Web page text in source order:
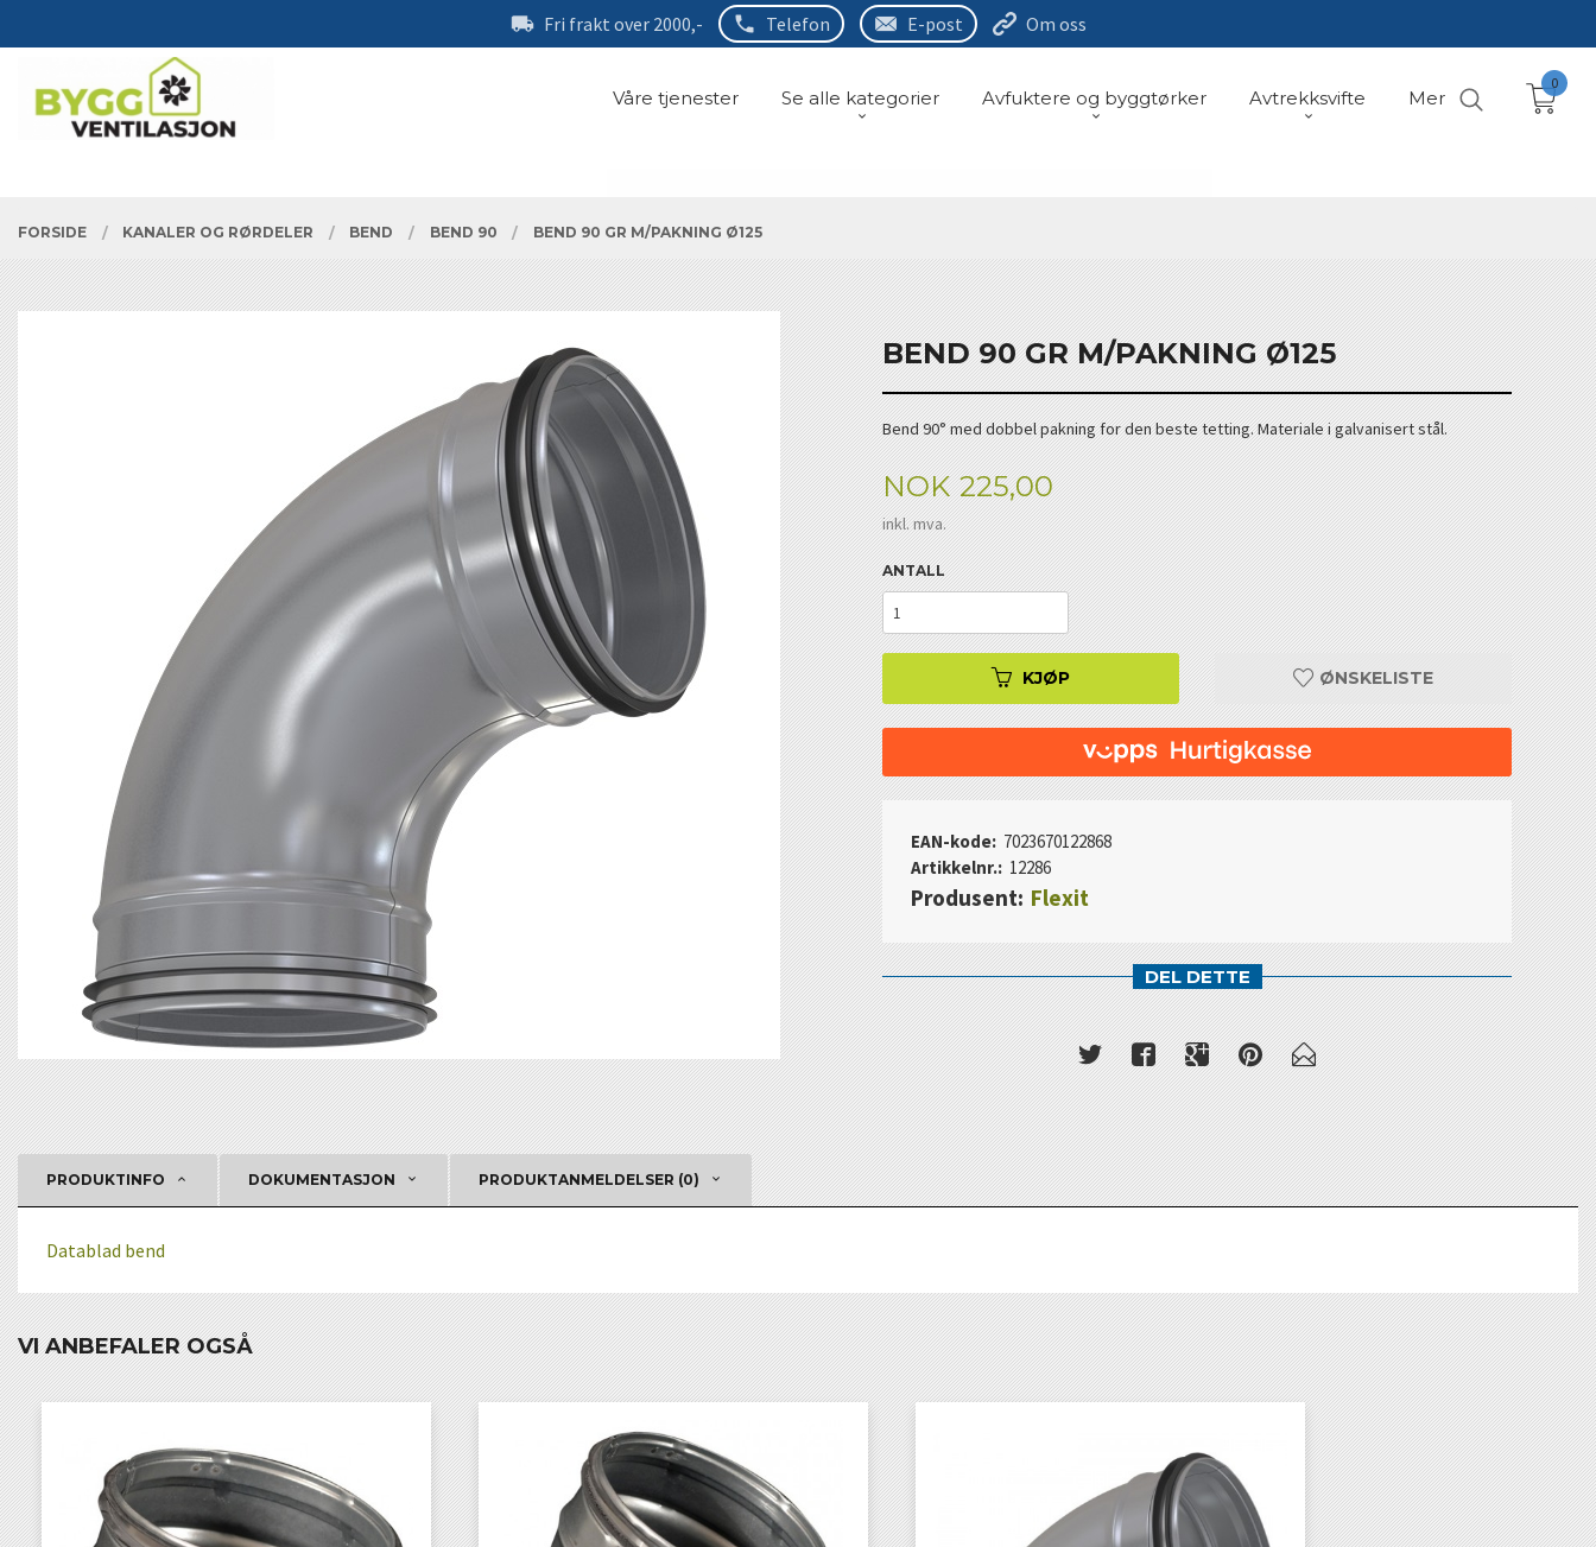
til
Fri frakt over 2000,- Telefon E-post Om oss
PRODUKTER
Våre tjenester Se alle kategorier Avfuktere og byggtørker Avtrekksvifte Mer
0
FORSIDE KANALER OG RØRDELER BEND BEND 90 BEND 90 GR M/PAKNING Ø125
BEND 90 GR M/PAKNING Ø125
Bend 90° med dobbel pakning for den beste tetting. Materiale i galvanisert stål.
Pris
NOK 225,00
inkl. mva.
ANTALL
KJØP ØNSKELISTE
EAN-kode: 7023670122868
Artikkelnr.: 12286
Produsent: Flexit
DEL DETTE
PRODUKTINFO DOKUMENTASJON PRODUKTANMELDELSER (0)
Datablad bend
VI ANBEFALER OGSÅ